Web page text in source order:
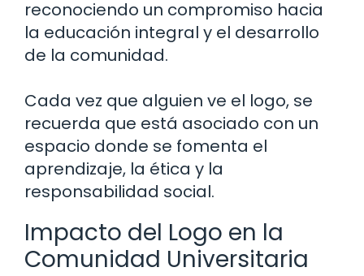
reconociendo un compromiso hacia
la educación integral y el desarrollo
de la comunidad.
Cada vez que alguien ve el logo, se
recuerda que está asociado con un
espacio donde se fomenta el
aprendizaje, la ética y la
responsabilidad social.
Impacto del Logo en la
Comunidad Universitaria